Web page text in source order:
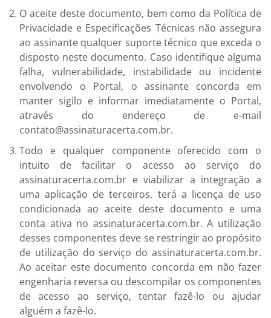
O aceite deste documento, bem como da Política de
Privacidade e Especificações Técnicas não assegura
ao assinante qualquer suporte técnico que exceda o
disposto neste documento. Caso identifique alguma
falha, vulnerabilidade, instabilidade ou incidente
envolvendo o Portal, o assinante concorda em
manter sigilo e informar imediatamente o Portal,
através do endereço de e-mail
contato@assinaturacerta.com.br.
Todo e qualquer componente oferecido com o
intuito de facilitar o acesso ao serviço do
assinaturacerta.com.br e viabilizar a integração a
uma aplicação de terceiros, terá a licença de uso
condicionada ao aceite deste documento e uma
conta ativa no assinaturacerta.com.br. A utilização
desses componentes deve se restringir ao propósito
de utilização do serviço do assinaturacerta.com.br.
Ao aceitar este documento concorda em não fazer
engenharia reversa ou descompilar os componentes
de acesso ao serviço, tentar fazê-lo ou ajudar
alguém a fazê-lo.